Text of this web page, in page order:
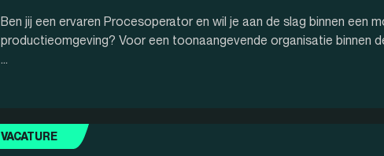
Ben jij een ervaren Procesoperator en wil je aan de slag binnen een
productieomgeving? Voor een toonaangevende organisatie binnen
...
VACATURE